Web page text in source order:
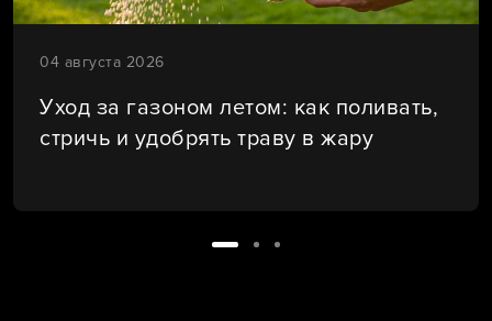
04 августа 2026
Уход за газоном летом: как поливать,
стричь и удобрять траву в жару